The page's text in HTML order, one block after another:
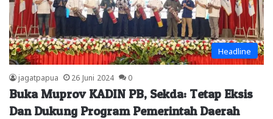
Headline
jagatpapua 26 Juni 2024 0
Buka Muprov KADIN PB, Sekda: Tetap Eksis
Dan Dukung Program Pemerintah Daerah